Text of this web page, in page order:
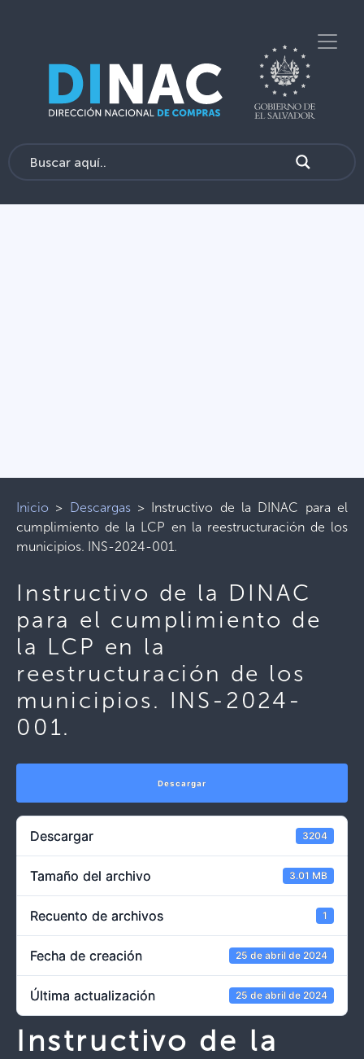
Inicio > Descargas> Instructivo de la DINAC para el
cumplimiento de la LCP en la reestructuración de los
municipios. INS-2024-001.
Instructivo de la DINAC
para el cumplimiento de
la LCP en la
reestructuración de los
municipios. INS-2024-
001.
Descargar
Descargar 3204
Tamaño del archivo 3.01 MB
Recuento de archivos 1
Fecha de creación 25 de abril de 2024
Última actualización 25 de abril de 2024
Instructivo de la